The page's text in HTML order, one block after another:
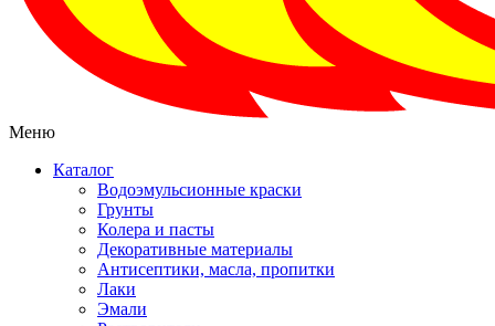
Меню
Каталог
Водоэмульсионные краски
Грунты
Колера и пасты
Декоративные материалы
Антисептики, масла, пропитки
Лаки
Эмали